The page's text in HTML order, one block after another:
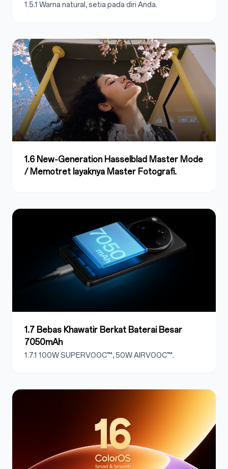
1.5.1 Warna natural, setia pada diri Anda.
1.6 New‑Generation Hasselblad Master Mode
/ Memotret layaknya Master Fotografi.
1.7 Bebas Khawatir Berkat Baterai Besar
7050mAh
1.7.1 100W SUPERVOOC™, 50W AIRVOOC™.